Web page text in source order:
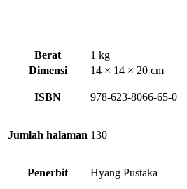
Berat
1 kg
Dimensi
14 × 14 × 20 cm
ISBN 978-623-8066-65-0
Jumlah halaman 130
Penerbit Hyang Pustaka